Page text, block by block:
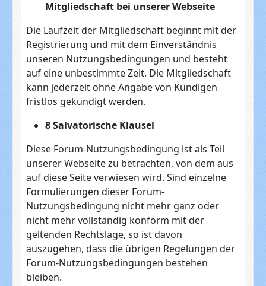
Mitgliedschaft bei unserer Webseite
Die Laufzeit der Mitgliedschaft beginnt mit der
Registrierung und mit dem Einverständnis
unseren Nutzungsbedingungen und besteht
auf eine unbestimmte Zeit. Die Mitgliedschaft
kann jederzeit ohne Angabe von Kündigen
fristlos gekündigt werden.
8 Salvatorische Klausel
Diese Forum-Nutzungsbedingung ist als Teil
unserer Webseite zu betrachten, von dem aus
auf diese Seite verwiesen wird. Sind einzelne
Formulierungen dieser Forum-
Nutzungsbedingung nicht mehr ganz oder
nicht mehr vollständig konform mit der
geltenden Rechtslage, so ist davon
auszugehen, dass die übrigen Regelungen der
Forum-Nutzungsbedingungen bestehen
bleiben.